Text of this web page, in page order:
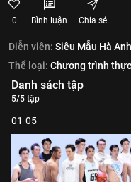
0 Bình luận Chia sẻ
Diễn viên: Siêu Mẫu Hà
Thể loại: Chương trình
Danh sách tập
5/5 tập
01-05